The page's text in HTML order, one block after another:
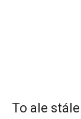
To ale